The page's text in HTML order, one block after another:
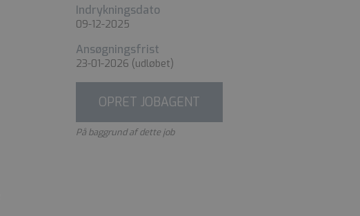
Indrykningsdato
09-12-2025
Ansøgningsfrist
23-01-2026 (udløbet)
OPRET JOBAGENT
På baggrund af dette job